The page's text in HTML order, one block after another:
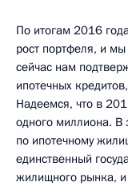
По итогам 2016
рост портфеля, и
сейчас нам
ипотечных
Надеемся, что в
одного миллиона. В
по ипотечному
единственный
жилищного рынка, и